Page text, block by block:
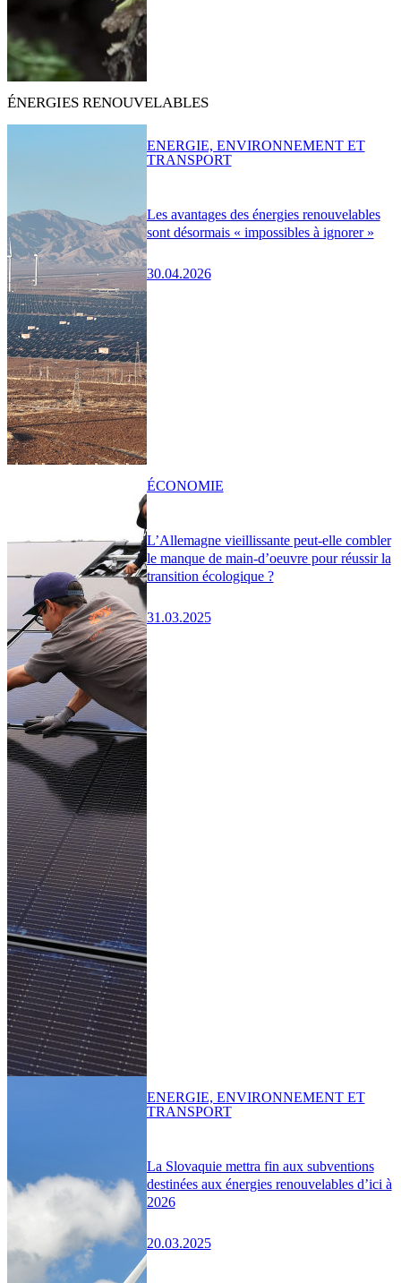
ÉNERGIES RENOUVELABLES
Les avantages des énergies renouvelables
sont désormais « impossibles à ignorer »
30.04.2026
ENERGIE, ENVIRONNEMENT ET
TRANSPORT
L’Allemagne vieillissante peut-elle combler
le manque de main-d’oeuvre pour réussir la
transition écologique ?
31.03.2025
ÉCONOMIE
La Slovaquie mettra fin aux subventions
destinées aux énergies renouvelables d’ici à
2026
20.03.2025
ENERGIE, ENVIRONNEMENT ET
TRANSPORT